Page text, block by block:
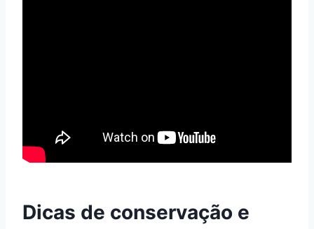
Dicas de conservação e